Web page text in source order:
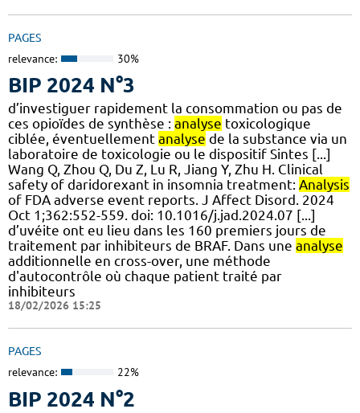
PAGES
relevance: 30%
BIP 2024 N°3
d’investiguer rapidement la consommation ou pas de
ces opioïdes de synthèse : analyse toxicologique
ciblée, éventuellement analyse de la substance via un
laboratoire de toxicologie ou le dispositif Sintes [...]
Wang Q, Zhou Q, Du Z, Lu R, Jiang Y, Zhu H. Clinical
safety of daridorexant in insomnia treatment: Analysis
of FDA adverse event reports. J Affect Disord. 2024
Oct 1;362:552-559. doi: 10.1016/j.jad.2024.07 [...]
d’uvéite ont eu lieu dans les 160 premiers jours de
traitement par inhibiteurs de BRAF. Dans une analyse
additionnelle en cross-over, une méthode
d'autocontrôle où chaque patient traité par
inhibiteurs
18/02/2026 15:25
PAGES
relevance: 22%
BIP 2024 N°2